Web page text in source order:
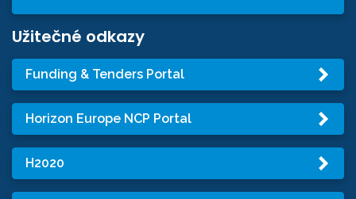
Užitečné odkazy
Funding & Tenders Portal
Horizon Europe NCP Portal
H2020